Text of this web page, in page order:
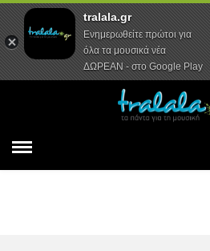
Αρχική Συνεντεύξεις
tralala.gr
Ενημερωθείτε πρώτοι για
όλα τα μουσικά νέα
ΔΩΡΕΑΝ - στο Google Play